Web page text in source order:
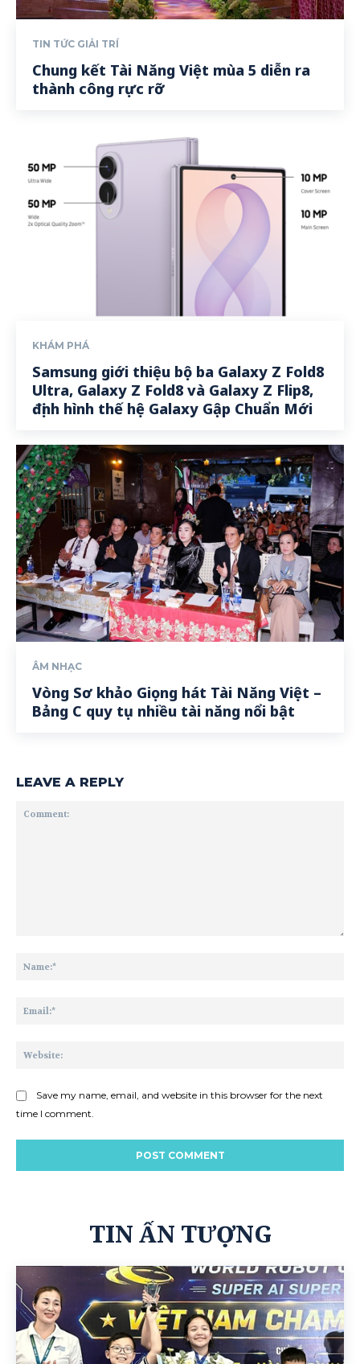
TIN TỨC GIẢI TRÍ
Chung kết Tài Năng Việt mùa 5 diễn ra
thành công rực rỡ
KHÁM PHÁ
Samsung giới thiệu bộ ba Galaxy Z Fold8
Ultra, Galaxy Z Fold8 và Galaxy Z Flip8,
định hình thế hệ Galaxy Gập Chuẩn Mới
ÂM NHẠC
Vòng Sơ khảo Giọng hát Tài Năng Việt –
Bảng C quy tụ nhiều tài năng nổi bật
LEAVE A REPLY
Save my name, email, and website in this browser for the next
time I comment.
TIN ẤN TƯỢNG